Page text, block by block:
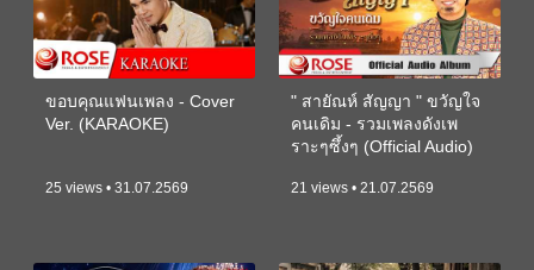
ขอบคุณแฟนเพลง - Cover
Ver. (KARAOKE)
25 views • 31.07.2569
" สายัณห์ สัญญา " ขวัญใจ
คนเดิม - รวมเพลงดังเพ
ราะๆซึ้งๆ (Official Audio)
21 views • 21.07.2569